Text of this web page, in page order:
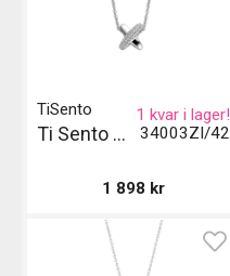
34003ZI/42
TiSento
Ti Sento Milano Halsband
1 kvar i lager!
1 898 kr